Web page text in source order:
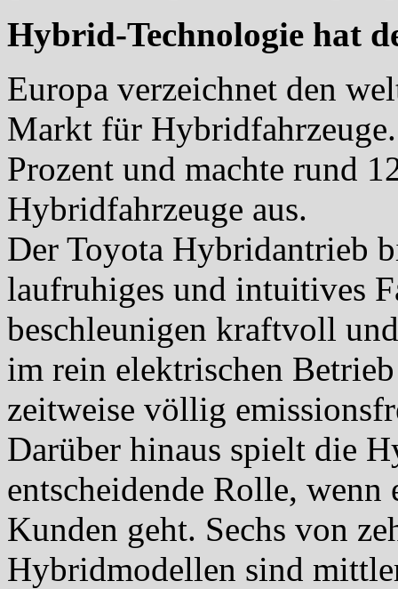
Hybrid-Technologie hat
Europa verzeichnet den
Markt für
Prozent und machte rund
Hybridfahrzeuge aus.
Der Toyota Hybridantrieb
laufruhiges und intuitives
beschleunigen kraftvoll
im rein elektrischen
zeitweise völlig
Darüber hinaus spielt die
entscheidende Rolle,
Kunden geht. Sechs von
Hybridmodellen sind